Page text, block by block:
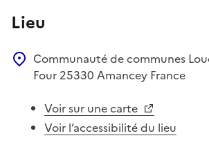
Lieu
Communauté de communes
Four 25330 Amancey France
Voir sur une carte
Voir l’accessibilité du lieu